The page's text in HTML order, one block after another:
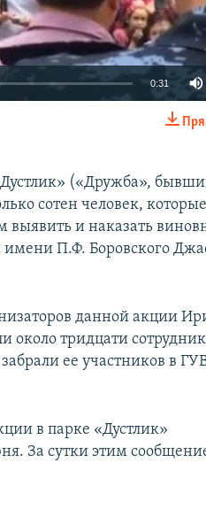
0:31
(«Дружба»,
сотен человек,
выявить и наказать
П.Ф. Боровского
данной акции
около тридцати
ее участников в
в парке «Дустлик»
За сутки этим